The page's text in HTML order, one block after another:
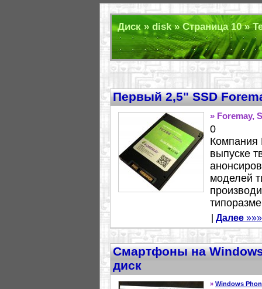
Диск » disk » Страница 10 »
Первый 2,5" SSD
» Foremay,
0
Компания
выпуске
моделей
Далее »»»
Смартфоны на
диск
» Windows